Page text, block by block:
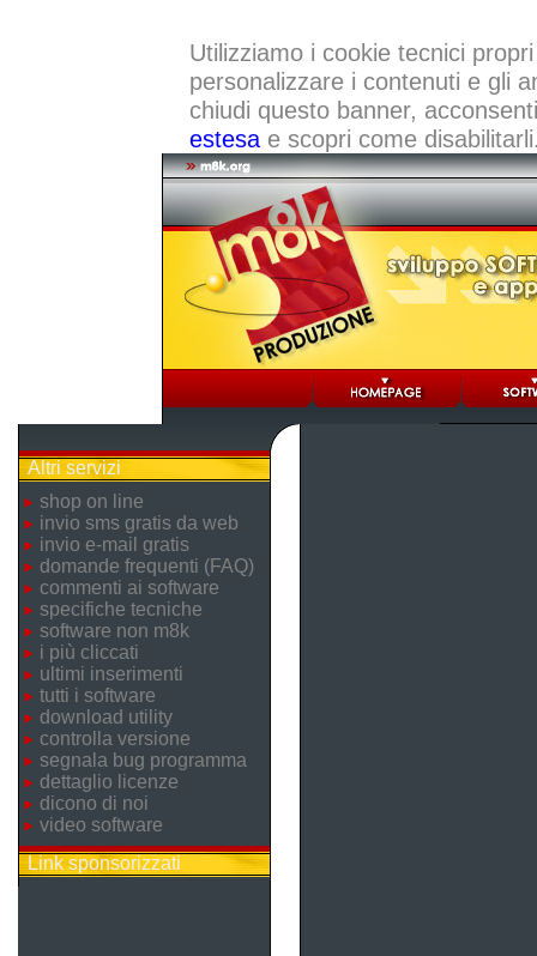
Utilizziamo i cookie tecnici
personalizzare i contenuti e gli
chiudi questo banner,
estesae scopri come
Altri servizi
shop on line
invio sms gratis da web
invio e-mail gratis
domande frequenti (FAQ)
commenti ai software
specifiche tecniche
software non m8k
i più cliccati
ultimi inserimenti
tutti i software
download utility
controlla versione
segnala bug programma
dettaglio licenze
dicono di noi
video software
Link sponsorizzati